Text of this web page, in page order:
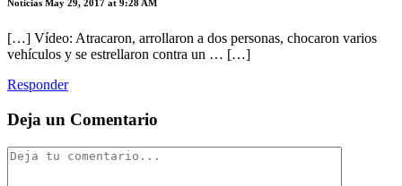
Noticias May 29, 2017 at 9:28 AM
[…] Vídeo: Atracaron, arrollaron a dos personas, chocaron varios
vehículos y se estrellaron contra un … […]
Responder
Deja un Comentario